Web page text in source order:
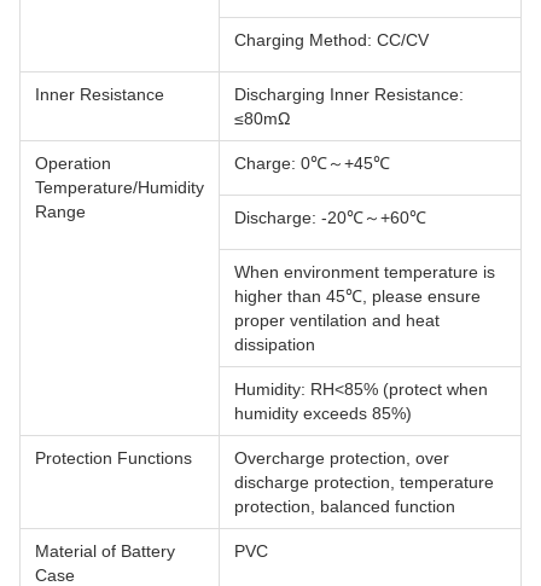
Charging Method: CC/CV
Inner Resistance
Discharging Inner Resistance:
≤80mΩ
Operation
Temperature/Humidity
Range
Charge: 0℃～+45℃
Discharge: -20℃～+60℃
When environment temperature is
higher than 45℃, please ensure
proper ventilation and heat
dissipation
Humidity: RH<85% (protect when
humidity exceeds 85%)
Protection Functions
Overcharge protection, over
discharge protection, temperature
protection, balanced function
Material of Battery
Case
PVC